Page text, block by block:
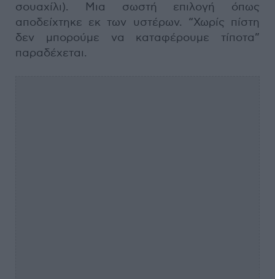
σουαχίλι). Μια σωστή επιλογή όπως
αποδείχτηκε εκ των υστέρων. “Χωρίς πίστη
δεν μπορούμε να καταφέρουμε τίποτα”
παραδέχεται.